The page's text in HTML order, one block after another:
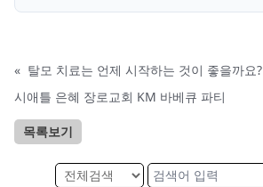
« 탈모 치료는 언제 시작하는 것이 좋을까요?
시애틀 은혜 장로교회 KM 바베큐 파티
목록보기